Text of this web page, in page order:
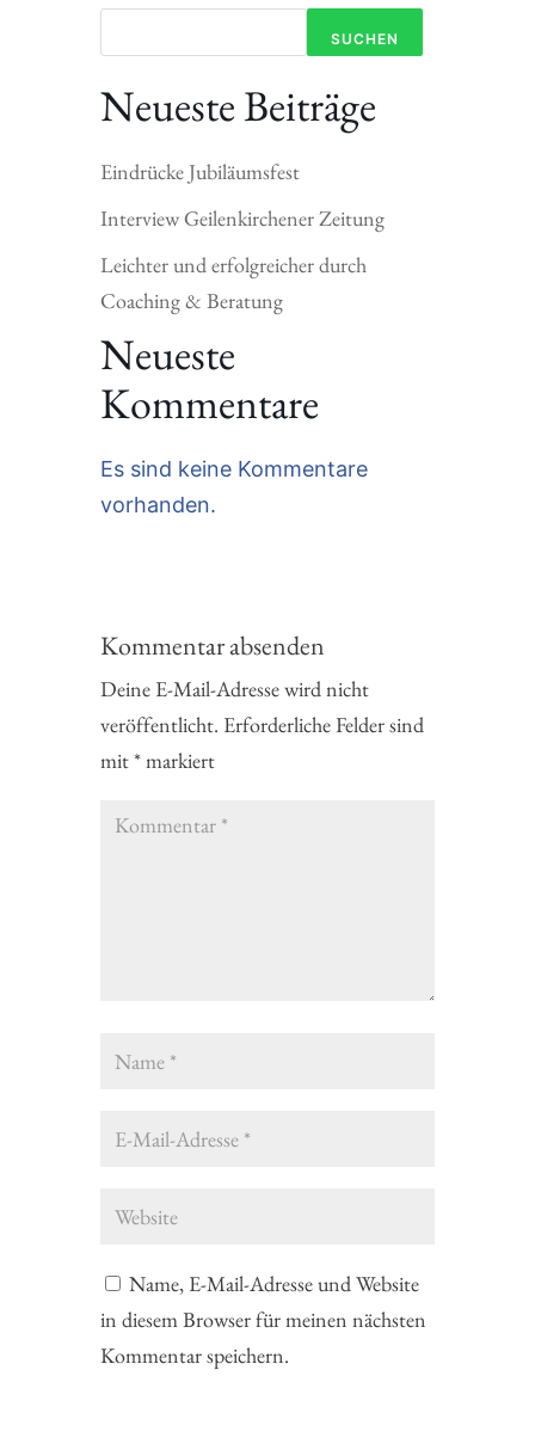
SUCHEN
Neueste Beiträge
Eindrücke Jubiläumsfest
Interview Geilenkirchener Zeitung
Leichter und erfolgreicher durch
Coaching & Beratung
Neueste
Kommentare
Es sind keine Kommentare
vorhanden.
Kommentar absenden
Deine E-Mail-Adresse wird nicht
veröffentlicht. Erforderliche Felder sind
mit*markiert
Name, E-Mail-Adresse und Website
in diesem Browser für meinen nächsten
Kommentar speichern.